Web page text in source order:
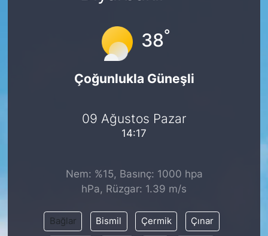
38°
Çoğunlukla Güneşli
09 Ağustos Pazar
14:17
Nem: %15, Basınç: 1000 hpa
hPa, Rüzgar: 1.39 m/s
Bağlar Bismil Çermik Çınar